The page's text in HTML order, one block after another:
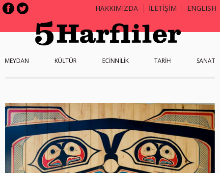
HAKKIMIZDA İLETİŞİM ENGLISH
MEYDAN KÜLTÜR ECİNNİLİK TARİH SANAT